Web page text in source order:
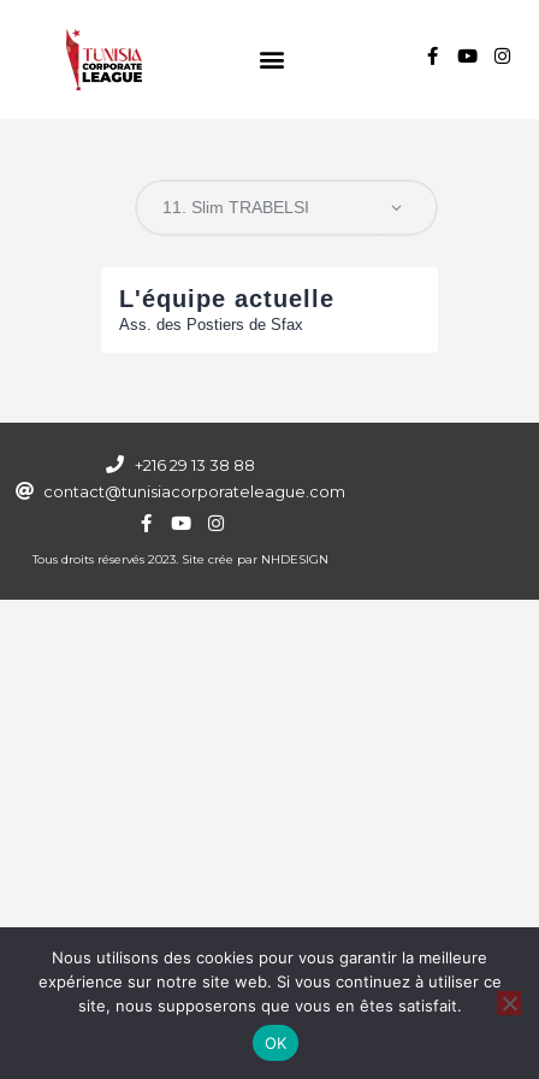
TUNISIA CORPORATE LEAGUE
Groupe B
L'équipe actuelle
Ass. des Postiers de Sfax
+216 29 13 38 88
contact@tunisiacorporateleague.com
Tous droits réservés 2023. Site crée par NHDESIGN
Nous utilisons des cookies pour vous garantir la meilleure
expérience sur notre site web. Si vous continuez à utiliser ce
site, nous supposerons que vous en êtes satisfait.
OK